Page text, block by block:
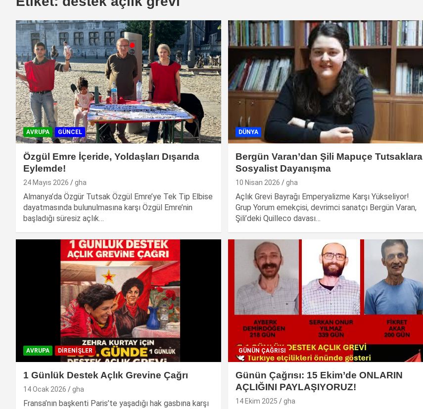
AVRUPA GÜNCEL
Özgül Emre İçeride, Yoldaşları Dışarıda
Eylemde!
24 Mayıs 2026 gha
Almanya’da Özgür Tutsak Özgül Emre’ye Tek Tip Elbise
dayatmasında bulunulmasına karşı Özgül Emre’nin
başladığı süresiz açlık…
DÜNYA
Bergün Varan’dan Şili Mapuçe Tutsaklara
Sosyalist Dayanışma
10 Nisan 2026 gha
Açlık Grevi Bayrağı Emperyalizme Karşı Yükseliyor!
Grup Yorum emekçisi, devrimci sanatçı Bergün Varan,
Şili’deki Quilleco davası…
AVRUPA DIRENIŞLER
1 Günlük Destek Açlık Grevine Çağrı
14 Ocak 2026 gha
Fransa’nın başkenti Paris’te yaşadığı hak gasbına karşı
GÜNÜN ÇAĞRISI
Günün Çağrısı: 15 Ekim’de ONLARIN
AÇLIĞINI PAYLAŞIYORUZ!
14 Ekim 2025 gha